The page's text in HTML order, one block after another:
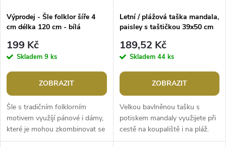
Výprodej - Šle folklor šíře 4
cm délka 120 cm - bílá
199 Kč
Skladem 9 ks
ZOBRAZIT
Šle s tradičním folklorním
motivem využíjí pánové i dámy,
které je mohou zkombinovat se
sukní. Jsou kvalitní české
Letní / plážová taška mandala,
paisley s taštičkou 39x50 cm
189,52 Kč
Skladem 44 ks
ZOBRAZIT
Velkou bavlněnou tašku s
potiskem mandaly využijete při
cestě na koupaliště i na pláž.
Díky rozšířenému dnu dobře